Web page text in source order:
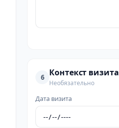
6 Контекст визита
Необязательно
Дата визита